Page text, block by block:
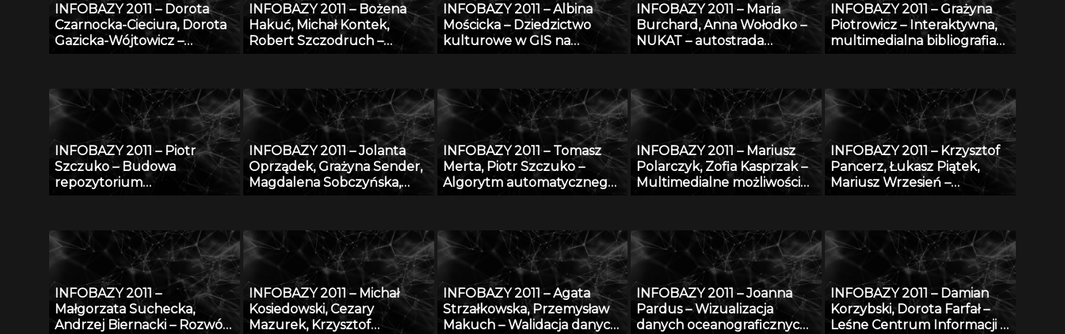
INFOBAZY 2011 – Dorota
Czarnocka-Cieciura, Dorota
Gazicka-Wójtowicz –
coś więcej niż Biblioteka
Cyfrowa
INFOBAZY 2011 – Bożena
Hakuć, Michał Kontek,
Robert Szczodruch –
Pomorskiej Bibliotece
Cyfrowej
INFOBAZY 2011 – Albina
Mościcka – Dziedzictwo
kulturowe w GIS na
INFOBAZY 2011 – Maria
Burchard, Anna Wołodko –
NUKAT – autostrada
INFOBAZY 2011 – Grażyna
Piotrowicz – Interaktywna,
multimedialna bibliografia
INFOBAZY 2011 – Piotr
Szczuko – Budowa
repozytorium
pozy na podstawie
obserwacji 2D
INFOBAZY 2011 – Jolanta
Oprządek, Grażyna Sender,
Magdalena Sobczyńska,
Maciej Kossakowski, Cong Le
– Bazy danych z zakresu
genomiki, biotechnologii i
jakości produktów
pochodzenia zwierzęcego
INFOBAZY 2011 – Tomasz
Merta, Piotr Szczuko –
Algorytm automatycznego
wyszukiwania pojazdów w
bazie danych
INFOBAZY 2011 – Mariusz
Polarczyk, Zofia Kasprzak –
Multimedialne możliwości
„Rozbudowa i
przekształcenie
bibliograficznej bazy
danych AGRO w bazę
bibliograficzno-abstraktową
z wykorzystaniem
oprogramowania YA
INFOBAZY 2011 – Krzysztof
Pancerz, Łukasz Piątek,
Mariusz Wrzesień –
zastosowaniem metod
konstruktywnej indukcji
oraz zbiorów przybliżonych
INFOBAZY 2011 –
Małgorzata Suchecka,
Andrzej Biernacki – Rozwój
INFOBAZY 2011 – Michał
Kosiedowski, Cezary
Mazurek, Krzysztof
INFOBAZY 2011 – Agata
Strzałkowska, Przemysław
Makuch – Walidacja danych
INFOBAZY 2011 – Joanna
Pardus – Wizualizacja
danych oceanograficznych
INFOBAZY 2011 – Damian
Korzybski, Dorota Farfał –
Leśne Centrum Informacji –